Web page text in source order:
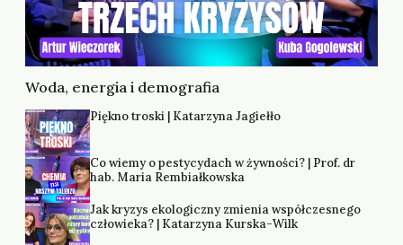
Woda, energia i demografia
Piękno troski | Katarzyna Jagiełło
Co wiemy o pestycydach w żywności? | Prof. dr
hab. Maria Rembiałkowska
Jak kryzys ekologiczny zmienia współczesnego
człowieka? | Katarzyna Kurska-Wilk